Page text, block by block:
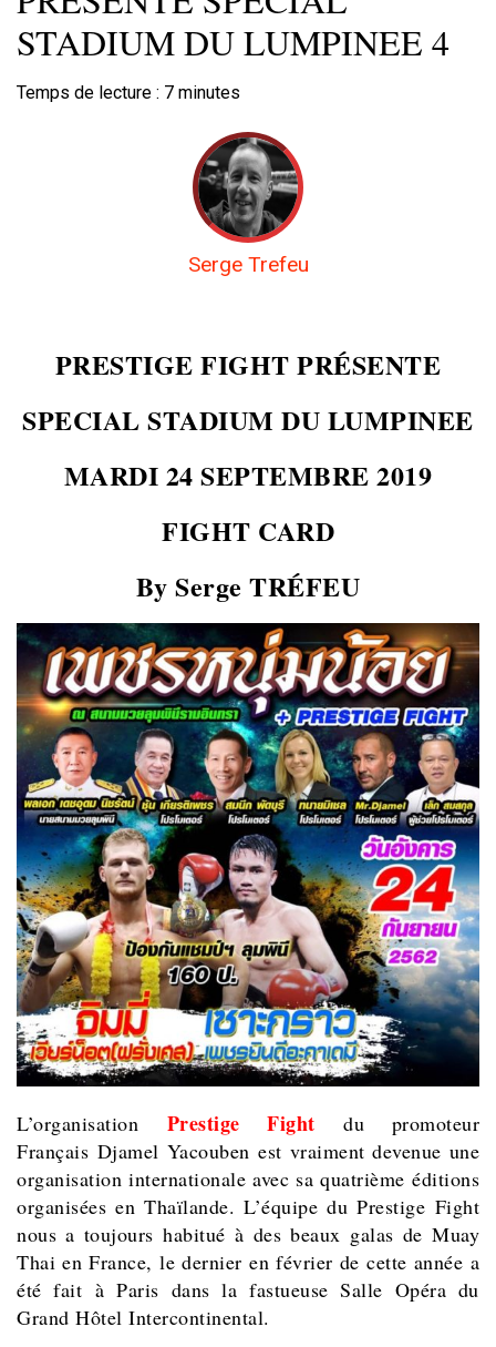
STADIUM DU LUMPINEE 4
Temps de lecture : 7 minutes
Serge Trefeu
PRESTIGE FIGHT PRÉSENTE
SPECIAL STADIUM DU LUMPINEE
MARDI 24 SEPTEMBRE 2019
FIGHT CARD
By Serge TRÉFEU
L’organisation Prestige Fight
du promoteur
Français Djamel Yacouben est vraiment devenue une
organisation internationale avec sa quatrième éditions
organisées en Thaïlande. L’équipe du Prestige Fight
nous a toujours habitué à des beaux galas de Muay
Thai en France, le dernier en février de cette année a
été fait à Paris dans la fastueuse Salle Opéra du
Grand Hôtel Intercontinental.